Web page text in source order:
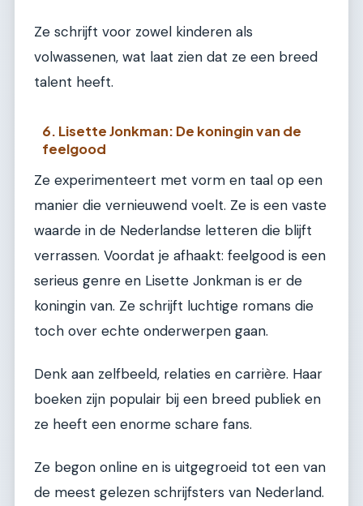
Ze schrijft voor zowel kinderen als
volwassenen, wat laat zien dat ze een breed
talent heeft.
6. Lisette Jonkman: De koningin van de
feelgood
Ze experimenteert met vorm en taal op een
manier die vernieuwend voelt. Ze is een vaste
waarde in de Nederlandse letteren die blijft
verrassen. Voordat je afhaakt: feelgood is een
serieus genre en Lisette Jonkman is er de
koningin van. Ze schrijft luchtige romans die
toch over echte onderwerpen gaan.
Denk aan zelfbeeld, relaties en carrière. Haar
boeken zijn populair bij een breed publiek en
ze heeft een enorme schare fans.
Ze begon online en is uitgegroeid tot een van
de meest gelezen schrijfsters van Nederland.